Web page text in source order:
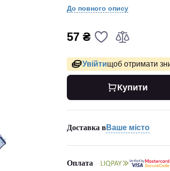
До повного опису
57 ₴
Увійтищоб отримати
Купити
Доставка в Ваше місто
Оплата